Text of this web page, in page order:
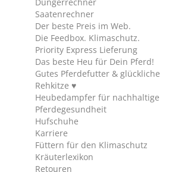
Düngerrechner
Saatenrechner
Der beste Preis im Web.
Die Feedbox. Klimaschutz.
Priority Express Lieferung
Das beste Heu für Dein Pferd!
Gutes Pferdefutter & glückliche
Rehkitze ♥
Heubedampfer für nachhaltige
Pferdegesundheit
Hufschuhe
Karriere
Füttern für den Klimaschutz
Kräuterlexikon
Retouren